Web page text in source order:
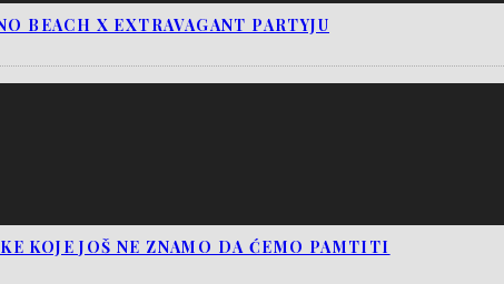
BEACH X EXTRAVAGANT PARTYJU
KOJE JOŠ NE ZNAMO DA ĆEMO PAMTITI